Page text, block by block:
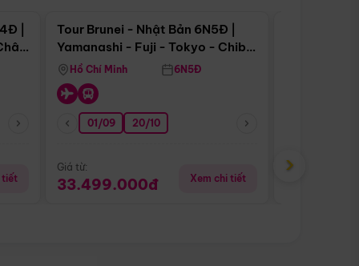
|
tiết
Tour Brunei - Nhật Bản 6N5Đ |
Yamanashi - Fuji - Tokyo - Chiba
- Freeday
Hồ Chí Minh 6N5Đ
01/09 20/10
Giá từ:
33.499.000đ Xem chi tiết
Giá từ:
›